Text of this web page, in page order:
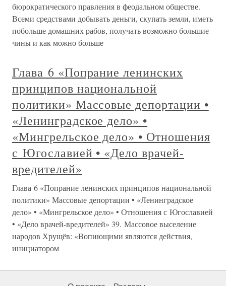
бюрократического правления в феодальном обществе.
Всеми средствами добывать деньги, скупать земли, иметь
побольше домашних рабов, получать возможно большие
чины и как можно больше
Глава 6 «Попрание ленинских
принципов национальной
политики» Массовые депортации •
«Ленинградское дело» •
«Мингрельское дело» • Отношения
с Югославией • «Дело врачей-
вредителей»
Глава 6 «Попрание ленинских принципов национальной
политики» Массовые депортации • «Ленинградское
дело» • «Мингрельское дело» • Отношения с Югославией
• «Дело врачей-вредителей» 39. Массовое выселение
народов Хрущёв: «Вопиющими являются действия,
инициатором